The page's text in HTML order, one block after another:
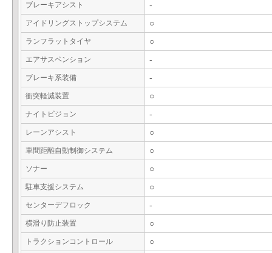
ブレーキアシスト -
アイドリングストップシステム ○
ランフラットタイヤ ○
エアサスペンション -
ブレーキ系装備 -
衝突軽減装置 ○
ナイトビジョン -
レーンアシスト ○
車間距離自動制御システム ○
ソナー ○
駐車支援システム ○
センターデフロック -
横滑り防止装置 ○
トラクションコントロール ○